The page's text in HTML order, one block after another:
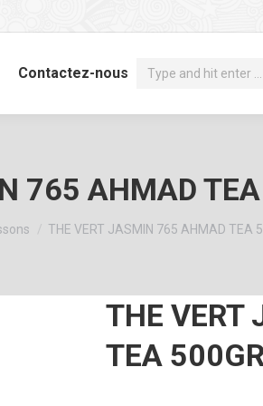
Contactez-nous
Recherche
765 AHMAD
THE VERT JASMIN 765 AHMAD TEA
THE VERT
TEA